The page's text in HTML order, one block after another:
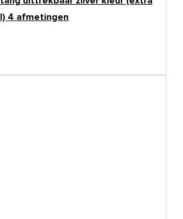
4 afmetingen